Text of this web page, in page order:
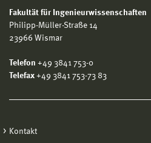
Fakultät für Ingenieurwissenschaften
Philipp-Müller-Straße 14
23966 Wismar
Telefon +49 3841 753-0
Telefax +49 3841 753-73 83
Kontakt